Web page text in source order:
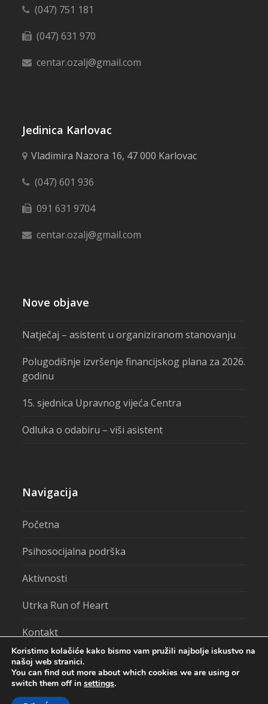
(047) 751 181
(047) 631 970
centar.ozalj@gmail.com
Jedinica Karlovac
Vladimira Nazora 16, 47 000 Karlovac
(047) 601 936
091 631 9704
centar.ozalj@gmail.com
Nove objave
Natječaj – asistent u organiziranom stanovanju
Polugodišnje izvršenje financijskog plana za 2026.
godinu
15. sjednica Upravnog vijeća Centra
Odluka o odabiru – viši asistent
Navigacija
Početna
Psihosocijalna podrška
Aktivnosti
Utrka Run of Heart
Kontakt
Koristimo kolačiće kako bismo vam pružili najbolje iskustvo na
našoj web stranici.
You can find out more about which cookies we are using or
switch them off in settings.